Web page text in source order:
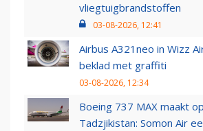
vliegtuigbrandstoffen
03-08-2026, 12:41
Airbus A321neo in Wizz
beklad met graffiti
03-08-2026, 12:34
Boeing 737 MAX maakt
Tadzjikistan: Somon Air